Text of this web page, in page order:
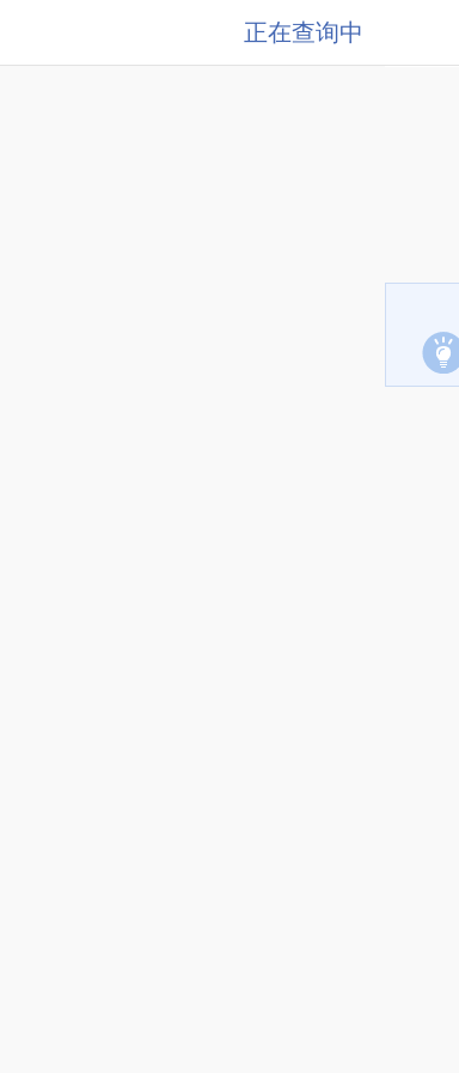
正在查询中